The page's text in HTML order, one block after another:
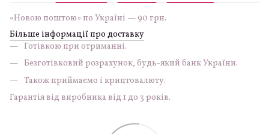
«Новою поштою» по Україні — 90 грн.
Більше інформації про доставку
Готівкою при отриманні.
Безготівковий розрахунок, будь-який банк України.
Також приймаємо і криптовалюту.
Гарантія від виробника від 1 до 3 років.